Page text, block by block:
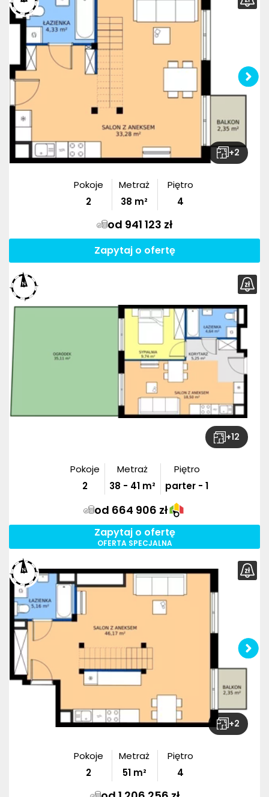
+2
Pokoje
2
Metraż
38 m²
Piętro
4
od 941 123 zł
Zapytaj o ofertę
+12
Pokoje
2
Metraż
38 - 41 m²
Piętro
parter - 1
od 664 906 zł
Zapytaj o ofertę
OFERTA SPECJALNA
+2
Pokoje
2
Metraż
51m²
Piętro
4